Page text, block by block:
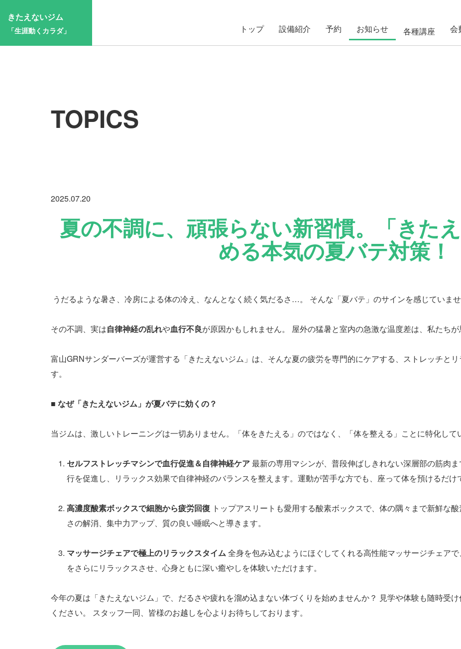
きたえないジム
「生涯動くカラダ」 トップ 設備紹介 予約 お知らせ 各種講座 会
TOPICS
2025.07.20
夏の不調に、頑張らない新習慣。「きた
める本気の夏バテ対策！
うだるような暑さ、冷房による体の冷え、なんとなく続く気だるさ…。 そんな「夏バテ」のサインを感じていま
その不調、実は自律神経の乱れや血行不良が原因かもしれません。 屋外の猛暑と室内の急激な温度差は、私たちが
富山GRNサンダーバーズが運営する「きたえないジム」は、そんな夏の疲労を専門的にケアする、ストレッチと
す。
■ なぜ「きたえないジム」が夏バテに効くの？
当ジムは、激しいトレーニングは一切ありません。「体をきたえる」のではなく、「体を整える」ことに特化して
セルフストレッチマシンで血行促進＆自律神経ケア最新の専用マシンが、普段伸ばしきれない深層部の筋肉
行を促進し、リラックス効果で自律神経のバランスを整えます。運動が苦手な方でも、座って体を預けるだけ
高濃度酸素ボックスで細胞から疲労回復 トップアスリートも愛用する酸素ボックスで、体の隅々まで新鮮な
さの解消、集中力アップ、質の良い睡眠へと導きます。
マッサージチェアで極上のリラックスタイム全身を包み込むようにほぐしてくれる高性能マッサージチェア
をさらにリラックスさせ、心身ともに深い癒やしを体験いただけます。
今年の夏は「きたえないジム」で、だるさや疲れを溜め込まない体づくりを始めませんか？ 見学や体験も随時受
ください。 スタッフ一同、皆様のお越しを心よりお待ちしております。